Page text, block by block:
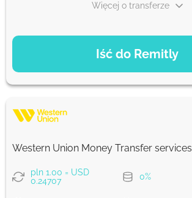
Iść do Remitly
Więcej o transferze
OPCJE PŁATNOŚCI
28 USD
26.44 USD
Prowizja Strumok, zawsze 0%
Western Union Money Transfer services
pln 1.00 = USD
0.24707
0%